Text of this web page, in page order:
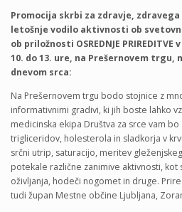
Promocija skrbi za zdravje,
letošnje vodilo aktivnosti ob
ob priložnosti OSREDNJE
10. do 13. ure, na Prešernovem trgu,
dnevom srca:
Na Prešernovem trgu bodo stojnice z
informativnimi gradivi, ki jih boste lahko
medicinska ekipa Društva za srce vam
trigliceridov, holesterola in sladkorja v
srčni utrip, saturacijo, meritev
potekale različne zanimive aktivnosti,
oživljanja, hodeči nogomet in druge.
tudi župan Mestne občine Ljubljana,